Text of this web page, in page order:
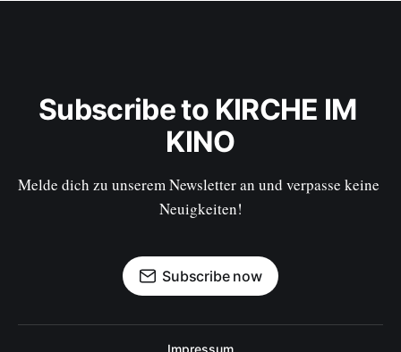
Subscribe to KIRCHE IM
KINO
Melde dich zu unserem Newsletter an und verpasse keine
Neuigkeiten!
Subscribe now